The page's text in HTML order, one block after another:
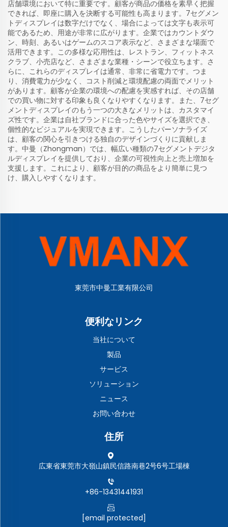
店舗環境において特に重要です。顧客が商品の価格を素早く把握
できれば、即座に購入を決断する可能性も高まります。7セグメン
トディスプレイは数字だけでなく、場合によっては文字も表示可
能であるため、用途が非常に広がります。企業ではカウントダウ
ン、時刻、あるいはゲームのスコア表示など、さまざまな場面で
活用できます。この多様な応用性は、レストラン、フィットネス
クラブ、小売店など、さまざまな業種・シーンで役立ちます。さ
らに、これらのディスプレイは通常、非常に省電力です。つま
り、消費電力が少なく、コスト削減と環境配慮の両面でメリット
があります。顧客が企業の環境への配慮を実感すれば、その店舗
での買い物に対する印象も良くなりやすくなります。また、7セグ
メントディスプレイのもう一つの大きなメリットは、カスタマイ
ズ性です。企業は自社ブランドに合った色やサイズを選択でき、
個性的なビジュアルを実現できます。こうしたパーソナライズ
は、顧客の関心を引きつける独自のデザインづくりに貢献しま
す。中曼（Zhongman）では、幅広い種類の7セグメントデジタ
ルディスプレイを提供しており、企業の可視性向上と売上増加を
支援します。これにより、顧客が目的の商品をより簡単に見つ
け、購入しやすくなります。
東莞市中曼工業有限公司
便利なリンク
当社について
製品
サービス
ソリューション
ニュース
お問い合わせ
住所
広東省東莞市大嶺山鎮民信路南巷2号6号工場棟
+86-13431441931
[email protected]